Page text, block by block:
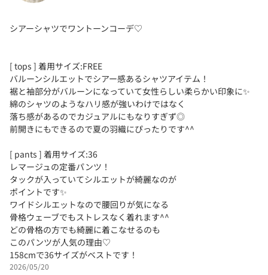
シアーシャツでワントーンコーデ♡
[ tops ] 着用サイズ:FREE
バルーンシルエットでシアー感あるシャツアイテム！
裾と袖部分がバルーンになっていて女性らしい柔らかい印象に✨
綿のシャツのようなハリ感が強いわけではなく
落ち感があるのでカジュアルにもなりすぎず◎
前開きにもできるので夏の羽織にぴったりです^^
[ pants ] 着用サイズ:36
レマージュの定番パンツ！
タックが入っていてシルエットが綺麗なのが
ポイントです✨
ワイドシルエットなので腰回りが気になる
骨格ウェーブでもストレスなく着れます^^
どの骨格の方でも綺麗に着こなせるのも
このパンツが人気の理由♡
158cmで36サイズがベストです！
2026/05/20